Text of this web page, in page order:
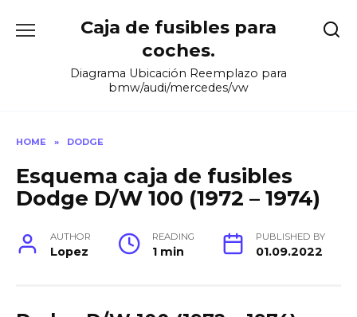
Caja de fusibles para
coches.
Diagrama Ubicación Reemplazo para
bmw/audi/mercedes/vw
HOME » DODGE
Esquema caja de fusibles
Dodge D/W 100 (1972 – 1974)
AUTHOR
Lopez
READING
1 min
PUBLISHED BY
01.09.2022